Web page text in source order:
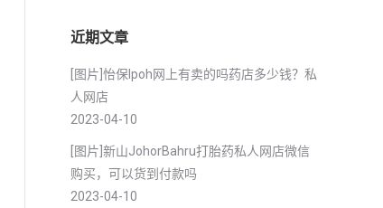
近期文章
[图片]怡保lpoh网上有卖的吗药店多少钱？私
人网店
2023-04-10
[图片]新山JohorBahru打胎药私人网店微信
购买，可以货到付款吗
2023-04-10